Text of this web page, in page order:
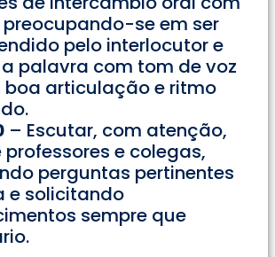
preocupando-se em ser
pelo interlocutor e
palavra com tom de voz
boa articulação e ritmo
– Escutar, com atenção,
e colegas,
perguntas pertinentes
e solicitando
sempre que